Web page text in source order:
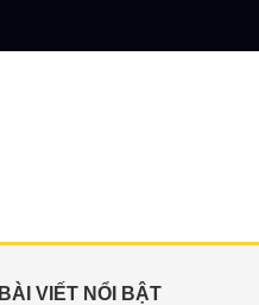
BÀI VIẾT NỔI BẬT